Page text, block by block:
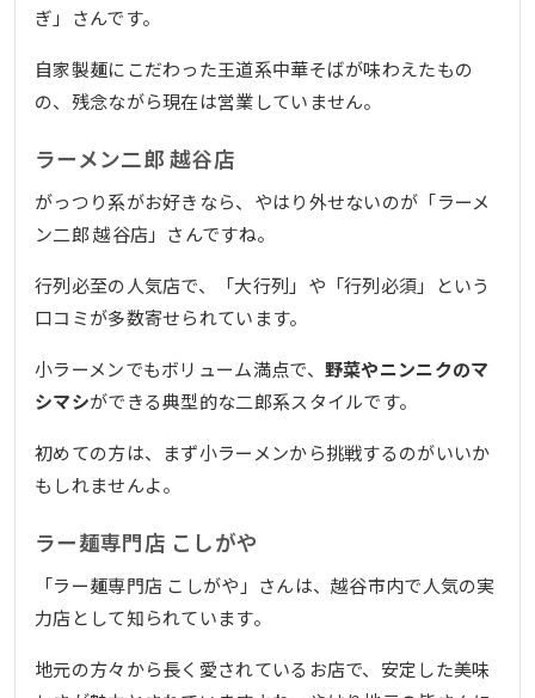
ぎ」さんです。
自家製麺にこだわった王道系中華そばが味わえたもの
の、残念ながら現在は営業していません。
ラーメン二郎 越谷店
がっつり系がお好きなら、やはり外せないのが「ラーメ
ン二郎 越谷店」さんですね。
行列必至の人気店で、「大行列」や「行列必須」という
口コミが多数寄せられています。
小ラーメンでもボリューム満点で、 野菜やニンニクのマ
シマシができる典型的な二郎系スタイルです。
初めての方は、まず小ラーメンから挑戦するのがいいか
もしれませんよ。
ラー麺専門店 こしがや
「ラー麺専門店 こしがや」さんは、越谷市内で人気の実
力店として知られています。
地元の方々から長く愛されているお店で、安定した美味